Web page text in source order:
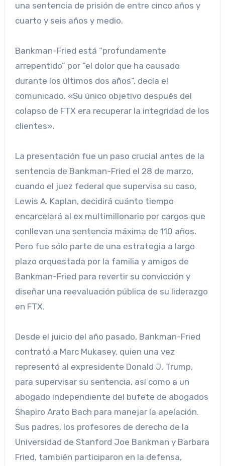
una sentencia de prisión de entre cinco años y
cuarto y seis años y medio.
Bankman-Fried está “profundamente
arrepentido” por “el dolor que ha causado
durante los últimos dos años”, decía el
comunicado. «Su único objetivo después del
colapso de FTX era recuperar la integridad de los
clientes».
La presentación fue un paso crucial antes de la
sentencia de Bankman-Fried el 28 de marzo,
cuando el juez federal que supervisa su caso,
Lewis A. Kaplan, decidirá cuánto tiempo
encarcelará al ex multimillonario por cargos que
conllevan una sentencia máxima de 110 años.
Pero fue sólo parte de una estrategia a largo
plazo orquestada por la familia y amigos de
Bankman-Fried para revertir su convicción y
diseñar una reevaluación pública de su liderazgo
en FTX.
Desde el juicio del año pasado, Bankman-Fried
contrató a Marc Mukasey, quien una vez
representó al expresidente Donald J. Trump,
para supervisar su sentencia, así como a un
abogado independiente del bufete de abogados
Shapiro Arato Bach para manejar la apelación.
Sus padres, los profesores de derecho de la
Universidad de Stanford Joe Bankman y Barbara
Fried, también participaron en la defensa,